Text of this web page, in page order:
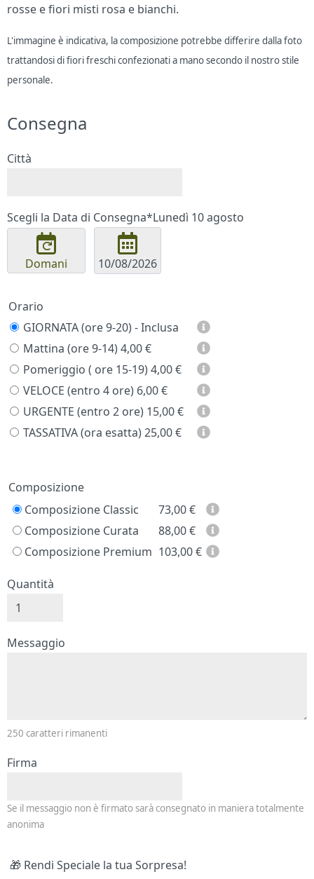
rosse e fiori misti rosa e bianchi.
L'immagine è indicativa, la composizione potrebbe differire dalla foto
trattandosi di fiori freschi confezionati a mano secondo il nostro stile
personale.
Consegna
Città
Scegli la Data di Consegna*Lunedì 10 agosto
Domani
Orario
GIORNATA (ore 9-20) - Inclusa
Mattina (ore 9-14) 4,00 €
Pomeriggio ( ore 15-19) 4,00 €
VELOCE (entro 4 ore) 6,00 €
URGENTE (entro 2 ore) 15,00 €
TASSATIVA (ora esatta) 25,00 €
Prezzo
Composizione
Composizione Classic
73,00€
Composizione Curata
88,00€
Composizione Premium 103,00€
Quantità
Messaggio e firma
Messaggio
250 caratteri rimanenti
Firma
Se il messaggio non è firmato sarà consegnato in maniera totalmente
anonima
🎁 Rendi Speciale la tua Sorpresa!